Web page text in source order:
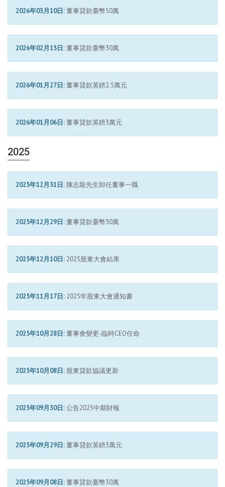
2026年03月10日:董事貸款臺幣50萬
2026年02月13日:董事貸款臺幣30萬
2026年01月27日:董事貸款英鎊2.5萬元
2026年01月06日:董事貸款英鎊3萬元
2025
2025年12月31日:陳志龍先生卸任董事一職
2025年12月29日:董事貸款臺幣30萬
2025年12月10日: 2025股東大會結果
2025年11月17日: 2025年股東大會通知書
2025年10月28日:董事會變更-臨時CEO任命
2025年10月08日: 股東貸款協議更新
2025年09月30日:公告2025中期財報
2025年09月29日:董事貸款英鎊3萬元
2025年09月08日:董事貸款臺幣30萬